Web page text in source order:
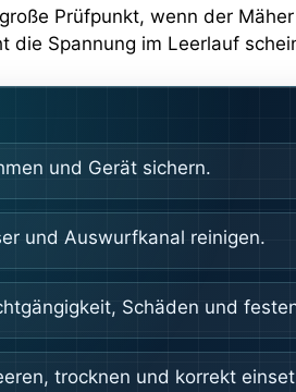
Prüfpunkt, wenn der
die Spannung im Leerlauf
und Gerät sichern.
und Auswurfkanal reinigen.
Schäden und
trocknen und korrekt